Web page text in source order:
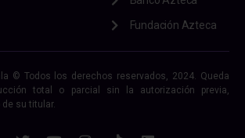
Fundación Azteca
© Todos los derechos reservados, 2024. Queda
total o parcial sin la autorización previa,
su titular.